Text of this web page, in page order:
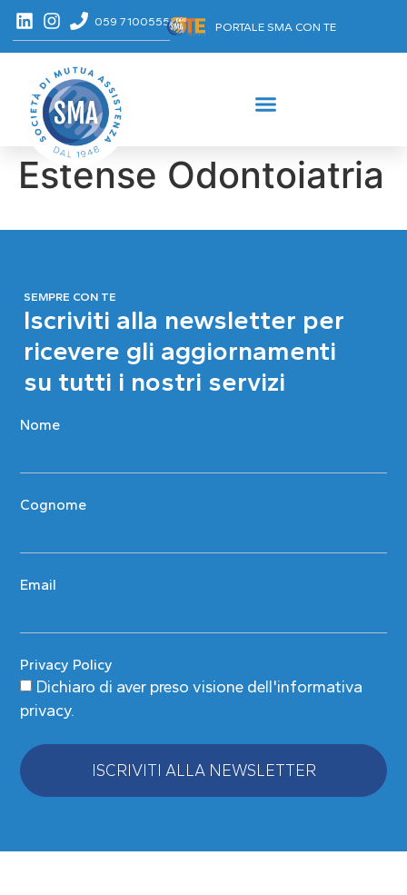
059 7100555 PORTALE SMA CON TE
Estense Odontoiatria
SEMPRE CON TE
Iscriviti alla newsletter per
ricevere gli aggiornamenti
su tutti i nostri servizi
Nome
Cognome
Email
Privacy Policy
Dichiaro di aver preso visione dell'informativa
privacy.
ISCRIVITI ALLA NEWSLETTER